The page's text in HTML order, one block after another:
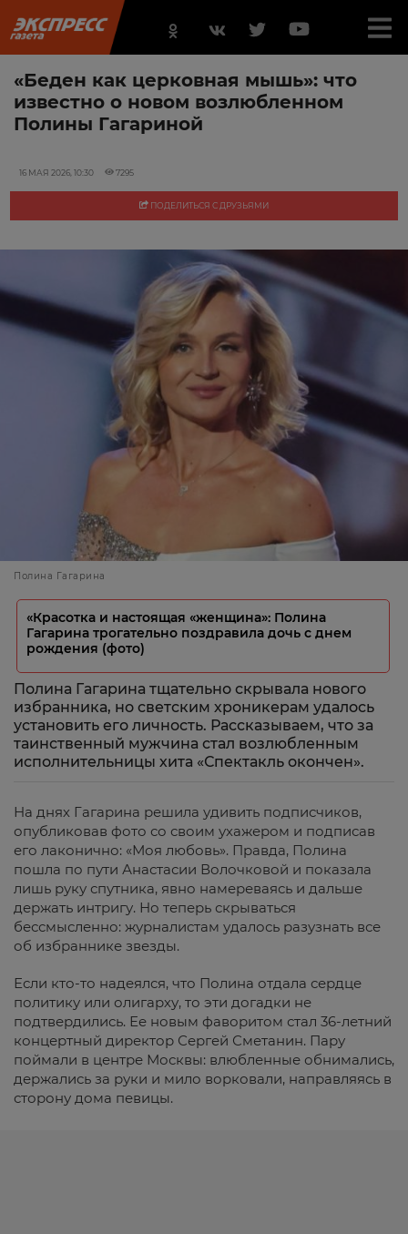
«Беден как церковная мышь»: что
известно о новом возлюбленном
Полины Гагариной
16 МАЯ 2026, 10:30 7295
ПОДЕЛИТЬСЯ С ДРУЗЬЯМИ
Полина Гагарина
«Красотка и настоящая «женщина»: Полина
Гагарина трогательно поздравила дочь с днем
рождения (фото)
Полина Гагарина тщательно скрывала нового
избранника, но светским хроникерам удалось
установить его личность. Рассказываем, что за
таинственный мужчина стал возлюбленным
исполнительницы хита «Спектакль окончен».
На днях Гагарина решила удивить подписчиков,
опубликовав фото со своим ухажером и подписав
его лаконично: «Моя любовь». Правда, Полина
пошла по пути Анастасии Волочковой и показала
лишь руку спутника, явно намереваясь и дальше
держать интригу. Но теперь скрываться
бессмысленно: журналистам удалось разузнать все
об избраннике звезды.
Если кто-то надеялся, что Полина отдала сердце
политику или олигарху, то эти догадки не
подтвердились. Ее новым фаворитом стал 36-летний
концертный директор Сергей Сметанин. Пару
поймали в центре Москвы: влюбленные обнимались,
держались за руки и мило ворковали, направляясь в
сторону дома певицы.